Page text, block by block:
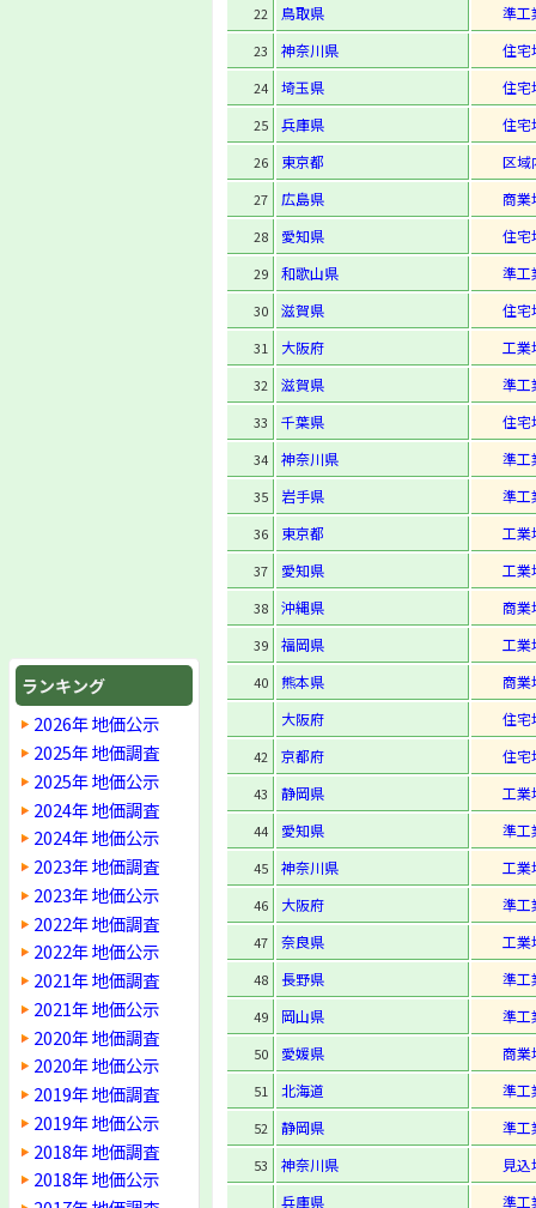
ランキング
2026年 地価公示
2025年 地価調査
2025年 地価公示
2024年 地価調査
2024年 地価公示
2023年 地価調査
2023年 地価公示
2022年 地価調査
2022年 地価公示
2021年 地価調査
2021年 地価公示
2020年 地価調査
2020年 地価公示
2019年 地価調査
2019年 地価公示
2018年 地価調査
2018年 地価公示
22 鳥取県 準工
23 神奈川県 住宅
24 埼玉県 住宅
25 兵庫県 住宅
26 東京都 区域
27 広島県 商業
28 愛知県 住宅
29 和歌山県 準工
30 滋賀県 住宅
31 大阪府 工業
32 滋賀県 準工
33 千葉県 住宅
34 神奈川県 準工
35 岩手県 準工
36 東京都 工業
37 愛知県 工業
38 沖縄県 商業
39 福岡県 工業
40 熊本県
商業
大阪府
住宅
42 京都府 住宅
43 静岡県 工業
44 愛知県 準工
45 神奈川県 工業
46 大阪府 準工
47 奈良県 工業
48 長野県 準工
49 岡山県 準工
50 愛媛県 商業
51 北海道 準工
52 静岡県 準工
53 神奈川県
見込
兵庫県
準工